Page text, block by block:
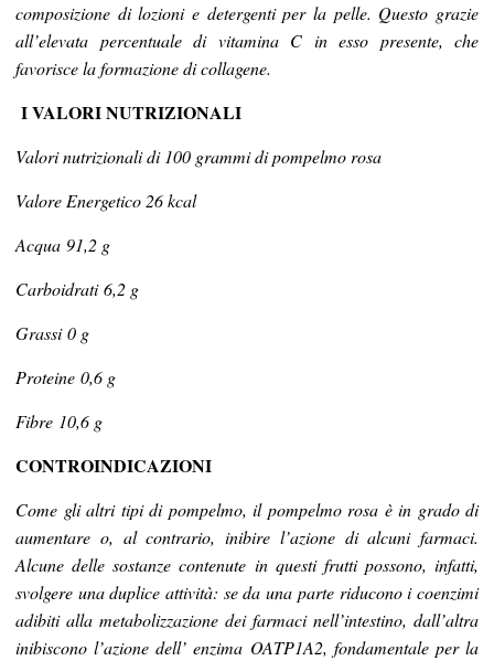
composizione di lozioni e detergenti per la pelle. Questo grazie
all’elevata percentuale di vitamina C in esso presente, che
favorisce la formazione di collagene.
I VALORI NUTRIZIONALI
Valori nutrizionali di 100 grammi di pompelmo rosa
Valore Energetico 26 kcal
Acqua 91,2 g
Carboidrati 6,2 g
Grassi 0 g
Proteine 0,6 g
Fibre 10,6 g
CONTROINDICAZIONI
Come gli altri tipi di pompelmo, il pompelmo rosa è in grado di
aumentare o, al contrario, inibire l’azione di alcuni farmaci.
Alcune delle sostanze contenute in questi frutti possono, infatti,
svolgere una duplice attività: se da una parte riducono i coenzimi
adibiti alla metabolizzazione dei farmaci nell’intestino, dall’altra
inibiscono l’azione dell’ enzima OATP1A2, fondamentale per la